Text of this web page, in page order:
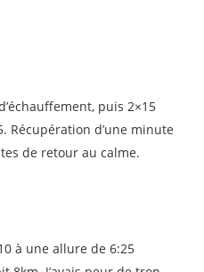
puis 2×15
Récupération d’une minute
de retour au calme.
à une allure de 6:25